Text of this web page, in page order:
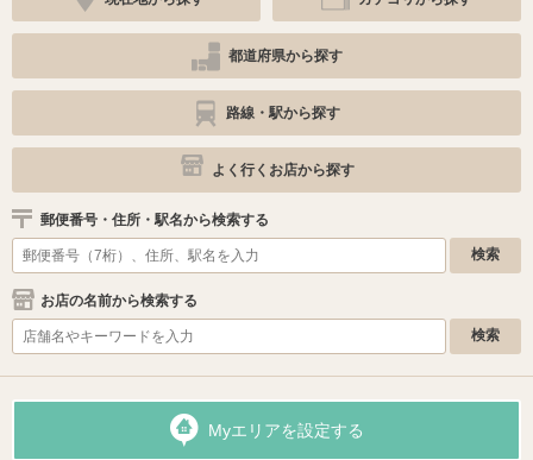
都道府県から探す
路線・駅から探す
よく行くお店から探す
郵便番号・住所・駅名から検索する
お店の名前から検索する
Myエリアを設定する